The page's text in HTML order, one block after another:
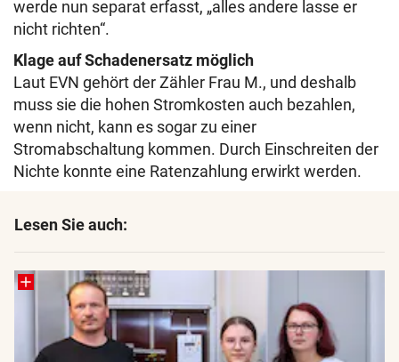
werde nun separat erfasst, „alles andere lasse er
nicht richten“.
Klage auf Schadenersatz möglich
Laut EVN gehört der Zähler Frau M., und deshalb
muss sie die hohen Stromkosten auch bezahlen,
wenn nicht, kann es sogar zu einer
Stromabschaltung kommen. Durch Einschreiten der
Nichte konnte eine Ratenzahlung erwirkt werden.
Lesen Sie auch: